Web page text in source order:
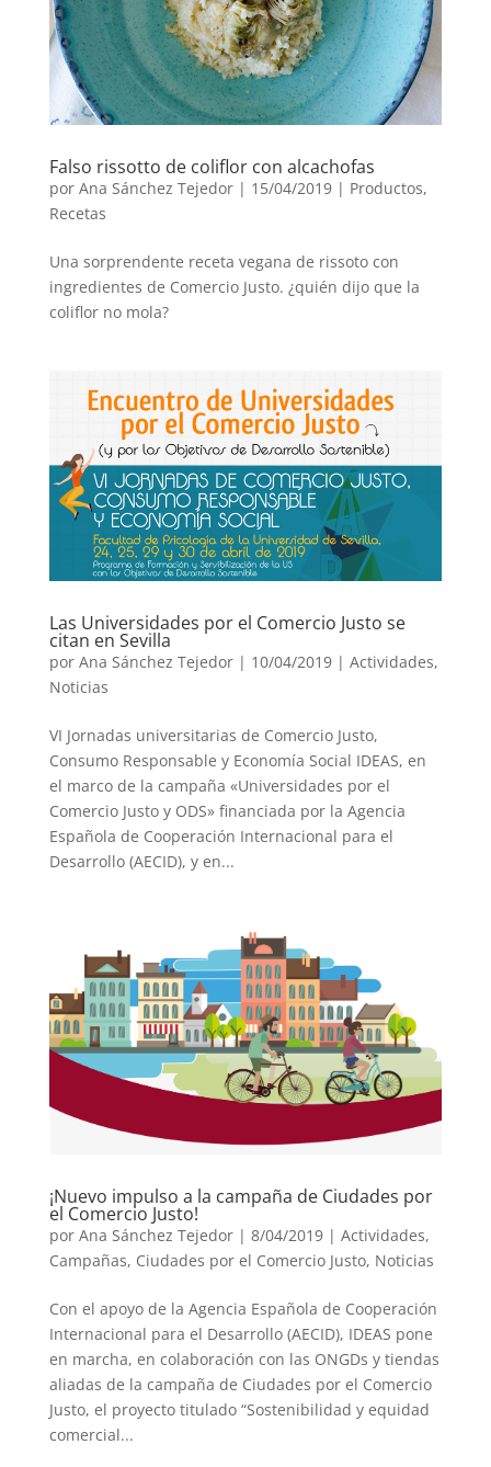
Falso rissotto de coliflor con alcachofas
por Ana Sánchez Tejedor| 15/04/2019 | Productos,
Recetas
Una sorprendente receta vegana de rissoto con
ingredientes de Comercio Justo. ¿quién dijo que la
coliflor no mola?
Las Universidades por el Comercio Justo se
citan en Sevilla
por Ana Sánchez Tejedor| 10/04/2019 | Actividades,
Noticias
VI Jornadas universitarias de Comercio Justo,
Consumo Responsable y Economía Social IDEAS, en
el marco de la campaña «Universidades por el
Comercio Justo y ODS» financiada por la Agencia
Española de Cooperación Internacional para el
Desarrollo (AECID), y en...
¡Nuevo impulso a la campaña de Ciudades por
el Comercio Justo!
por Ana Sánchez Tejedor| 8/04/2019 | Actividades,
Campañas, Ciudades por el Comercio Justo, Noticias
Con el apoyo de la Agencia Española de Cooperación
Internacional para el Desarrollo (AECID), IDEAS pone
en marcha, en colaboración con las ONGDs y tiendas
aliadas de la campaña de Ciudades por el Comercio
Justo, el proyecto titulado “Sostenibilidad y equidad
comercial...